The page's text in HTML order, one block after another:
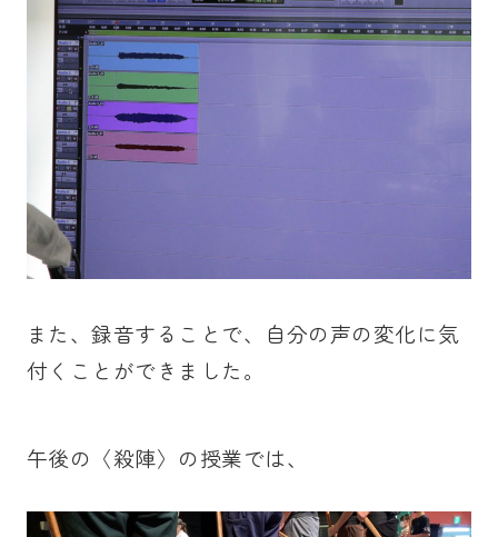
また、録音することで、自分の声の変化に気
付くことができました。
午後の〈殺陣〉の授業では、